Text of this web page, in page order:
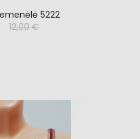
5222
12,00 €